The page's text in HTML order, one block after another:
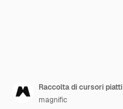
Raccolta di cursori piatti
magnific